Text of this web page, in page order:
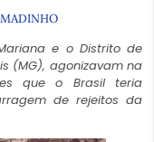
e o Distrito de
(MG), agonizavam na
que o Brasil teria
de rejeitos da